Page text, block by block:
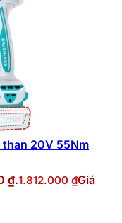
20V 55Nm
₫.1.812.000 ₫Giá